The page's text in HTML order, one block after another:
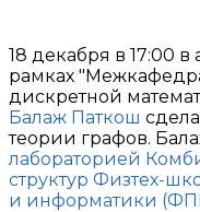
18 декабря в 17:00
рамках
дискретной
Балаж Паткош
теории графов.
лабораторией
структур Физтех-
и информатики